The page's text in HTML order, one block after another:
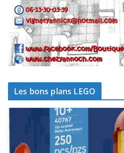
Les bons plans LEGO